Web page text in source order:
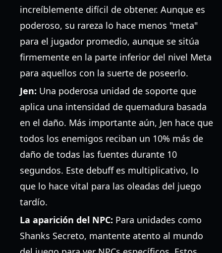
increíblemente difícil de obtener. Aunque es
poderoso, su rareza lo hace menos "meta"
para el jugador promedio, aunque se sitúa
firmemente en la parte inferior del nivel Meta
para aquellos con la suerte de poseerlo.
Jen: Una poderosa unidad de soporte que
aplica una intensidad de quemadura basada
en el daño. Más importante aún, Jen hace que
todos los enemigos reciban un 10% más de
daño de todas las fuentes durante 10
segundos. Este debuff es multiplicativo, lo
que lo hace vital para las oleadas del juego
tardío.
La aparición del NPC: Para unidades como
Shanks Secreto, mantente atento al mundo